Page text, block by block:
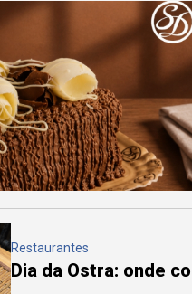
Restaurantes
Dia da Ostra: onde